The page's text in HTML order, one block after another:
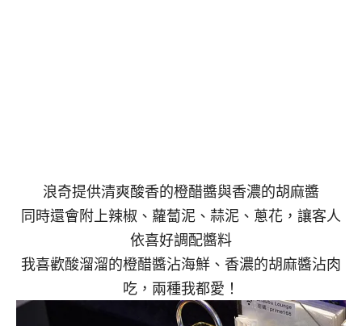
浪奇提供清爽酸香的橙醋醬與香濃的胡麻醬
同時還會附上辣椒、蘿蔔泥、蒜泥、蔥花，讓客人
依喜好調配醬料
我喜歡酸溜溜的橙醋醬沾海鮮、香濃的胡麻醬沾肉
吃，兩種我都愛！